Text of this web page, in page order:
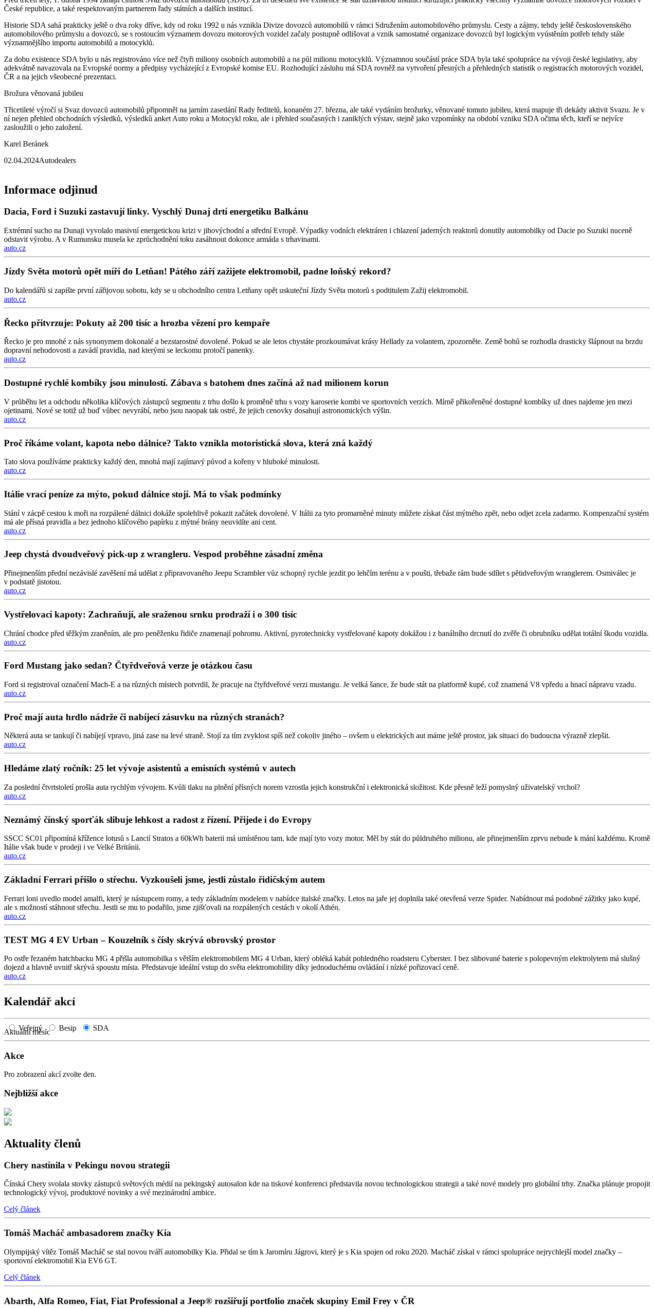
České republice, a také respektovaným partnerem řady státních a dalších institucí.
Historie SDA sahá prakticky ještě o dva roky dříve, kdy od roku 1992 u nás vznikla Divize dovozců automobilů v rámci Sdružením automobilového průmyslu. Cesty a zájmy, tehdy ještě československého
automobilového průmyslu a dovozců, se s rostoucím významem dovozu motorových vozidel začaly postupně odlišovat a vznik samostatné organizace dovozců byl logickým vyústěním potřeb tehdy stále
významnějšího importu automobilů a motocyklů.
Za dobu existence SDA bylo u nás registrováno více než čtyři miliony osobních automobilů a na půl milionu motocyklů. Významnou součástí práce SDA byla také spolupráce na vývoji české legislativy, aby
adekvátně navazovala na Evropské normy a předpisy vycházející z Evropské komise EU. Rozhodující zásluhu má SDA rovněž na vytvoření přesných a přehledných statistik o registracích motorových vozidel,
ČR a na jejich všeobecné prezentaci.
Brožura věnovaná jubileu
Třicetileté výročí si Svaz dovozců automobilů připomněl na jarním zasedání Rady ředitelů, konaném 27. března, ale také vydáním brožurky, věnované tomuto jubileu, která mapuje tři dekády aktivit Svazu. Je v
ní nejen přehled obchodních výsledků, výsledků anket Auto roku a Motocykl roku, ale i přehled současných i zaniklých výstav, stejně jako vzpomínky na období vzniku SDA očima těch, kteří se nejvíce
zasloužili o jeho založení.
Karel Beránek
02.04.2024Autodealers
Informace odjinud
Dacia, Ford i Suzuki zastavují linky. Vyschlý Dunaj drtí energetiku Balkánu
Extrémní sucho na Dunaji vyvolalo masivní energetickou krizi v jihovýchodní a střední Evropě. Výpadky vodních elektráren i chlazení jaderných reaktorů donutily automobilky od Dacie po Suzuki nuceně
odstavit výrobu. A v Rumunsku musela ke zprůchodnění toku zasáhnout dokonce armáda s trhavinami.
auto.cz
Jízdy Světa motorů opět míří do Letňan! Pátého září zažijete elektromobil, padne loňský rekord?
Do kalendářů si zapište první zářijovou sobotu, kdy se u obchodního centra Letňany opět uskuteční Jízdy Světa motorů s podtitulem Zažij elektromobil.
auto.cz
Řecko přitvrzuje: Pokuty až 200 tisíc a hrozba vězení pro kempaře
Řecko je pro mnohé z nás synonymem dokonalé a bezstarostné dovolené. Pokud se ale letos chystáte prozkoumávat krásy Hellady za volantem, zpozorněte. Země bohů se rozhodla drasticky šlápnout na brzdu
dopravní nehodovosti a zavádí pravidla, nad kterými se leckomu protočí panenky.
auto.cz
Dostupné rychlé kombíky jsou minulostí. Zábava s batohem dnes začíná až nad milionem korun
V průběhu let a odchodu několika klíčových zástupců segmentu z trhu došlo k proměně trhu s vozy karoserie kombi ve sportovních verzích. Mírně přikořeněné dostupné kombíky už dnes najdeme jen mezi
ojetinami. Nové se totiž už buď vůbec nevyrábí, nebo jsou naopak tak ostré, že jejich cenovky dosahují astronomických výšin.
auto.cz
Proč říkáme volant, kapota nebo dálnice? Takto vznikla motoristická slova, která zná každý
Tato slova používáme prakticky každý den, mnohá mají zajímavý původ a kořeny v hluboké minulosti.
auto.cz
Itálie vrací peníze za mýto, pokud dálnice stojí. Má to však podmínky
Stání v zácpě cestou k moři na rozpálené dálnici dokáže spolehlivě pokazit začátek dovolené. V Itálii za tyto promarněné minuty můžete získat část mýtného zpět, nebo odjet zcela zadarmo. Kompenzační systém
má ale přísná pravidla a bez jednoho klíčového papírku z mýtné brány neuvidíte ani cent.
auto.cz
Jeep chystá dvoudveřový pick-up z wrangleru. Vespod proběhne zásadní změna
Přinejmenším přední nezávislé zavěšení má udělat z připravovaného Jeepu Scrambler vůz schopný rychle jezdit po lehčím terénu a v poušti, třebaže rám bude sdílet s pětidveřovým wranglerem. Osmiválec je
v podstatě jistotou.
auto.cz
Vystřelovací kapoty: Zachraňují, ale sraženou srnku prodraží i o 300 tisíc
Chrání chodce před těžkým zraněním, ale pro peněženku řidiče znamenají pohromu. Aktivní, pyrotechnicky vystřelované kapoty dokážou i z banálního drcnutí do zvěře či obrubníku udělat totální škodu vozidla.
auto.cz
Ford Mustang jako sedan? Čtyřdveřová verze je otázkou času
Ford si registroval označení Mach-E a na různých místech potvrdil, že pracuje na čtyřdveřové verzi mustangu. Je velká šance, že bude stát na platformě kupé, což znamená V8 vpředu a hnací nápravu vzadu.
auto.cz
Proč mají auta hrdlo nádrže či nabíjecí zásuvku na různých stranách?
Některá auta se tankují či nabíjejí vpravo, jiná zase na levé straně. Stojí za tím zvyklost spíš než cokoliv jiného – ovšem u elektrických aut máme ještě prostor, jak situaci do budoucna výrazně zlepšit.
auto.cz
Hledáme zlatý ročník: 25 let vývoje asistentů a emisních systémů v autech
Za poslední čtvrtstoletí prošla auta rychlým vývojem. Kvůli tlaku na plnění přísných norem vzrostla jejich konstrukční i elektronická složitost. Kde přesně leží pomyslný uživatelský vrchol?
auto.cz
Neznámý čínský sporťák slibuje lehkost a radost z řízení. Přijede i do Evropy
SSCC SC01 připomíná křížence lotusů s Lancií Stratos a 60kWh baterii má umístěnou tam, kde mají tyto vozy motor. Měl by stát do půldruhého milionu, ale přinejmenším zprvu nebude k mání každému. Kromě
Itálie však bude v prodeji i ve Velké Británii.
auto.cz
Základní Ferrari přišlo o střechu. Vyzkoušeli jsme, jestli zůstalo řidičským autem
Ferrari loni uvedlo model amalfi, který je nástupcem romy, a tedy základním modelem v nabídce italské značky. Letos na jaře jej doplnila také otevřená verze Spider. Nabídnout má podobné zážitky jako kupé,
ale s možností stáhnout střechu. Jestli se mu to podařilo, jsme zjišťovali na rozpálených cestách v okolí Athén.
auto.cz
TEST MG 4 EV Urban – Kouzelník s čísly skrývá obrovský prostor
Po ostře řezaném hatchbacku MG 4 přišla automobilka s větším elektromobilem MG 4 Urban, který obléká kabát pohledného roadsteru Cyberster. I bez slibované baterie s polopevným elektrolytem má slušný
dojezd a hlavně uvnitř skrývá spoustu místa. Představuje ideální vstup do světa elektromobility díky jednoduchému ovládání i nízké pořizovací ceně.
auto.cz
Kalendář akcí
Veřejný Besip SDA
Aktuální měsíc
Akce
Pro zobrazení akcí zvolte den.
Nejbližší akce
Aktuality členů
Chery nastínila v Pekingu novou strategii
Čínská Chery svolala stovky zástupců světových médií na pekingský autosalon kde na tiskové konferenci představila novou technologickou strategii a také nové modely pro globální trhy. Značka plánuje propojit
technologický vývoj, produktové novinky a své mezinárodní ambice.
Celý článek
Tomáš Macháč ambasadorem značky Kia
Olympijský vítěz Tomáš Macháč se stal novou tváří automobilky Kia. Přidal se tím k Jaromíru Jágrovi, který je s Kia spojen od roku 2020. Macháč získal v rámci spolupráce nejrychlejší model značky –
sportovní elektromobil Kia EV6 GT.
Celý článek
Abarth, Alfa Romeo, Fiat, Fiat Professional a Jeep® rozšiřují portfolio značek skupiny Emil Frey v ČR